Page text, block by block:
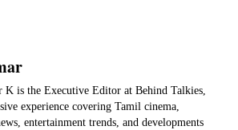
K is the Executive Editor at Behind Talkies,
experience covering Tamil cinema,
entertainment trends, and developments